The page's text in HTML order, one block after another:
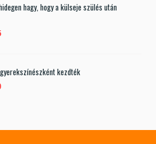
hagy, hogy a külseje szülés után
kezdték